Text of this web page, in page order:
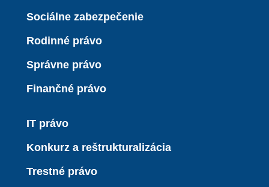
Sociálne zabezpečenie
Rodinné právo
Správne právo
Finančné právo
IT právo
Konkurz a reštrukturalizácia
Trestné právo